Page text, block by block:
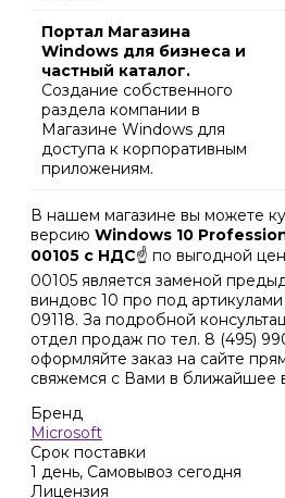
Портал Магазина
Windows для бизнеса и
частный каталог.
Создание собственного
раздела компании в
Магазине Windows для
доступа к корпоративным
приложениям.
В нашем магазине вы можете
версию Windows 10
00105 c НДС☝️ по выгодной
00105 является заменой
виндовс 10 про под артикулами
09118. За подробной
отдел продаж по тел. 8 (495)
оформляйте заказ на сайте
свяжемся с Вами в ближайшее
Бренд
Microsoft
Срок поставки
1 день, Самовывоз сегодня
Лицензия